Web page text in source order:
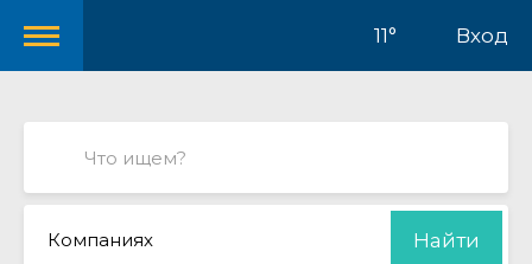
11° Вход
Компаниях Найти